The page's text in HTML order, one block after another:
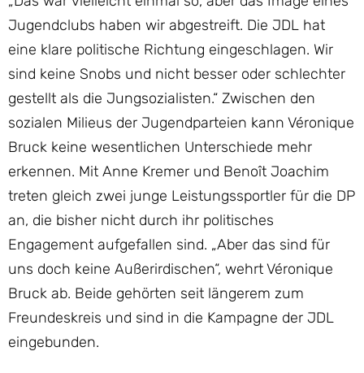
Jugendclubs haben wir abgestreift. Die JDL hat
eine klare politische Richtung eingeschlagen. Wir
sind keine Snobs und nicht besser oder schlechter
gestellt als die Jungsozialisten.“ Zwischen den
sozialen Milieus der Jugendparteien kann Véronique
Bruck keine wesentlichen Unterschiede mehr
erkennen. Mit Anne Kremer und Benoît Joachim
treten gleich zwei junge Leistungssportler für die DP
an, die bisher nicht durch ihr politisches
Engagement aufgefallen sind. „Aber das sind für
uns doch keine Außerirdischen“, wehrt Véronique
Bruck ab. Beide gehörten seit längerem zum
Freundeskreis und sind in die Kampagne der JDL
eingebunden.